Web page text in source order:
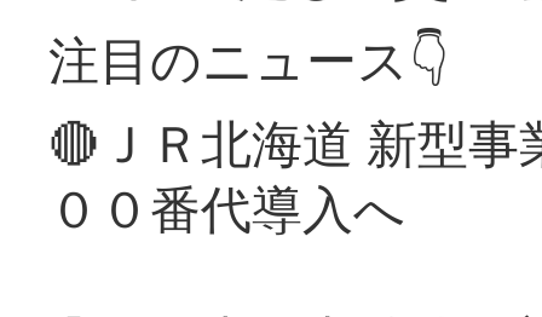
注目のニュース👇
🔴ＪＲ北海道 新型
００番代導入へ